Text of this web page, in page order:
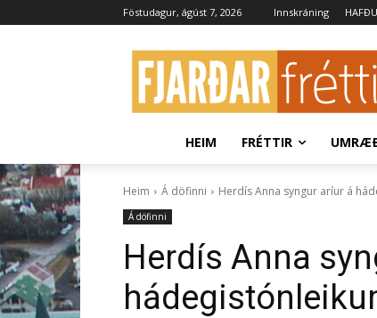
Föstudagur, ágúst 7, 2026 Innskráning
HEIM FRÉTTIR
Heim Á döfinni Herdís Anna syngur aríur á
Á döfinni
Herdís Anna